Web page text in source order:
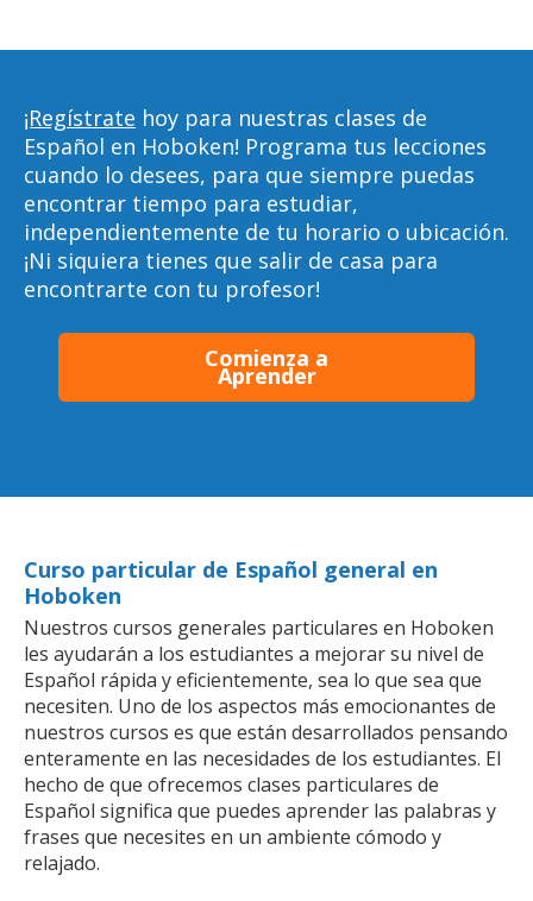
¡Regístrate hoy para nuestras clases de
Español en Hoboken! Programa tus lecciones
cuando lo desees, para que siempre puedas
encontrar tiempo para estudiar,
independientemente de tu horario o ubicación.
¡Ni siquiera tienes que salir de casa para
encontrarte con tu profesor!
Comienza a
Aprender
Curso particular de Español general en
Hoboken
Nuestros cursos generales particulares en Hoboken
les ayudarán a los estudiantes a mejorar su nivel de
Español rápida y eficientemente, sea lo que sea que
necesiten. Uno de los aspectos más emocionantes de
nuestros cursos es que están desarrollados pensando
enteramente en las necesidades de los estudiantes. El
hecho de que ofrecemos clases particulares de
Español significa que puedes aprender las palabras y
frases que necesites en un ambiente cómodo y
relajado.